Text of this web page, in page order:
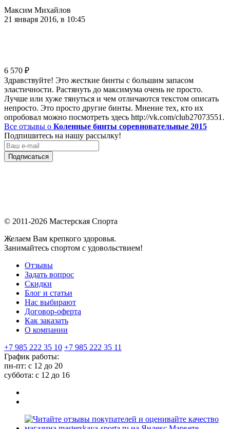
Максим Михайлов
21 января 2016, в 10:45
6 570 ₽
Здравствуйте! Это жесткие бинты с большим запасом
эластичности. Растянуть до максимума очень не просто.
Лучше или хуже тянуться и чем отличаются текстом описать
непросто. Это просто другие бинты. Мнение тех, кто их
опробовал можно посмотреть здесь http://vk.com/club27073551.
Все отзывы о Коленные бинты соревновательные 2015
Подпишитесь на нашу рассылку!
Подписаться
© 2011-2026 Мастерская Спорта
Желаем Вам крепкого здоровья.
Занимайтесь спортом с удовольствием!
Отзывы
Задать вопрос
Скидки
Блог и статьи
Нас выбирают
Договор-оферта
Как заказать
О компании
+7 985 222 35 10 +7 985 222 35 11
График работы:
пн-пт: с 12 до 20
суббота: c 12 до 16